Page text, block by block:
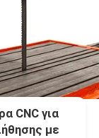
CNC για
με